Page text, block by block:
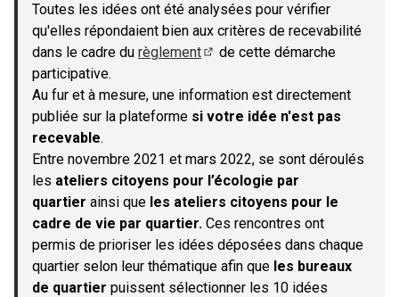
Toutes les idées ont été analysées pour vérifier
qu'elles répondaient bien aux critères de recevabilité
dans le cadre du règlement
de cette démarche
participative.
Au fur et à mesure, une information est directement
publiée sur la plateforme si votre idée n'est pas
recevable.
Entre novembre 2021 et mars 2022, se sont déroulés
les ateliers citoyens pour l’écologie par
quartier ainsi que les ateliers citoyens pour le
cadre de vie par quartier. Ces rencontres ont
permis de prioriser les idées déposées dans chaque
quartier selon leur thématique afin que les bureaux
de quartier puissent sélectionner les 10 idées